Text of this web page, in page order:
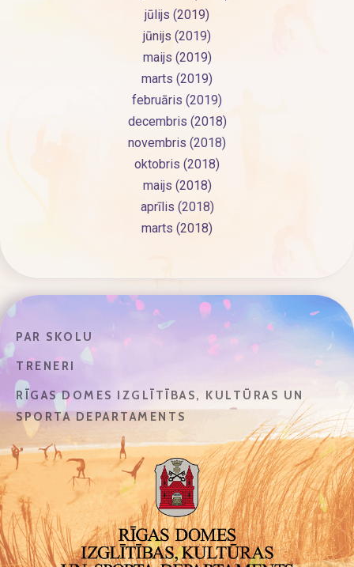
jūlijs (2019)
jūnijs (2019)
maijs (2019)
marts (2019)
februāris (2019)
decembris (2018)
novembris (2018)
oktobris (2018)
maijs (2018)
aprīlis (2018)
marts (2018)
PAR SKOLU
TRENERI
RĪGAS DOMES IZGLĪTĪBAS, KULTŪRAS UN
SPORTA DEPARTAMENTS